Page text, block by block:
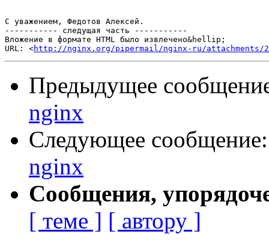
С уважением, Федотов Алексей.
----------- следущая часть -----------
Вложение в формате HTML было извлечено&hellip;
URL: <http://nginx.org/pipermail/nginx-ru/attachments/
Предыдущее
nginx
Следующее
nginx
Сообщения,
[ теме ] [ автору ]